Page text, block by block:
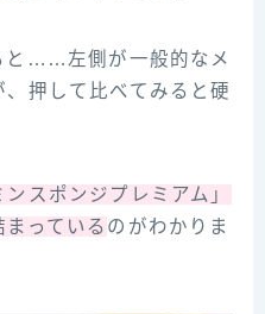
と……左側が一般的なメ
押して比べてみると硬
スポンジプレミアム」
っている のがわかりま